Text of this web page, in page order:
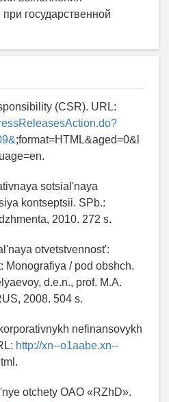
государственной
(CSR). URL:
;format=HTML&aged=0&l
sotsial'naya
kontseptsii. SPb.:
2010. 272 s.
otvetstvennost':
Monografiya / pod obshch.
d.e.n., prof. M.A.
2008. 504 s.
nefinansovykh
http://xn--o1aabe.xn--
otchety OAO «RZhD».